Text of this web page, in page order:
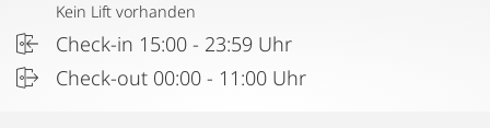
Kein Lift vorhanden
Check-in 15:00 - 23:59 Uhr
Check-out 00:00 - 11:00 Uhr